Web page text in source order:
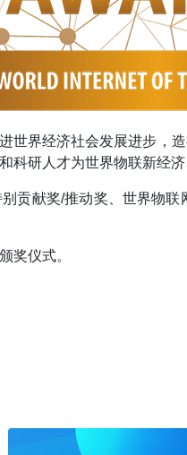
世界经济社会发展进步，
科研人才为世界物联新经
贡献奖/推动奖、世界物
奖仪式。